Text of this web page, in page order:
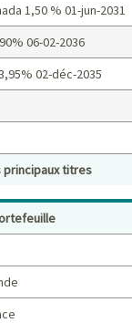
1,50 % 01-jun-2031
06-02-2036
02-déc-2035
titres